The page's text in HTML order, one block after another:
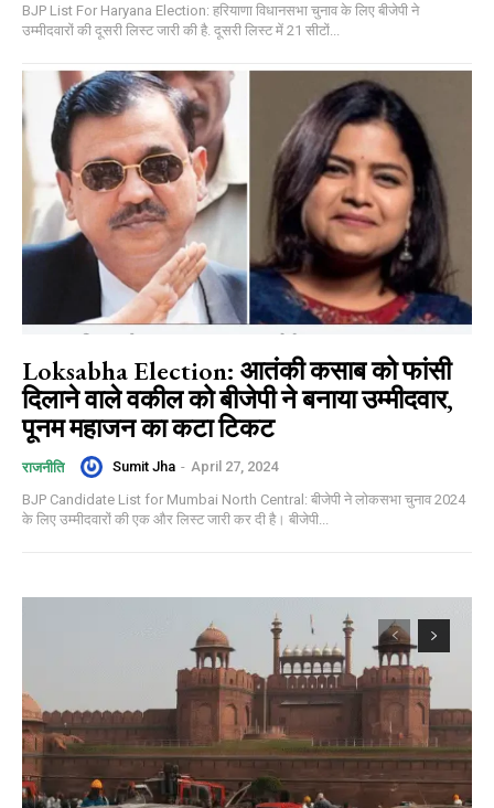
BJP List For Haryana Election: हरियाणा विधानसभा चुनाव के लिए बीजेपी ने
उम्मीदवारों की दूसरी लिस्ट जारी की है. दूसरी लिस्ट में 21 सीटों...
Loksabha Election: आतंकी कसाब को फांसी
दिलाने वाले वकील को बीजेपी ने बनाया उम्मीदवार,
पूनम महाजन का कटा टिकट
राजनीति Sumit Jha - April 27, 2024
BJP Candidate List for Mumbai North Central: बीजेपी ने लोकसभा चुनाव 2024
के लिए उम्मीदवारों की एक और लिस्ट जारी कर दी है। बीजेपी...